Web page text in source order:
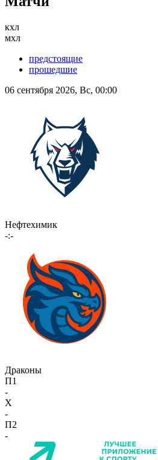
кхл
мхл
предстоящие
прошедшие
06 сентября 2026, Вс, 00:00
Нефтехимик
-:-
Драконы
П1
-
X
-
П2
-